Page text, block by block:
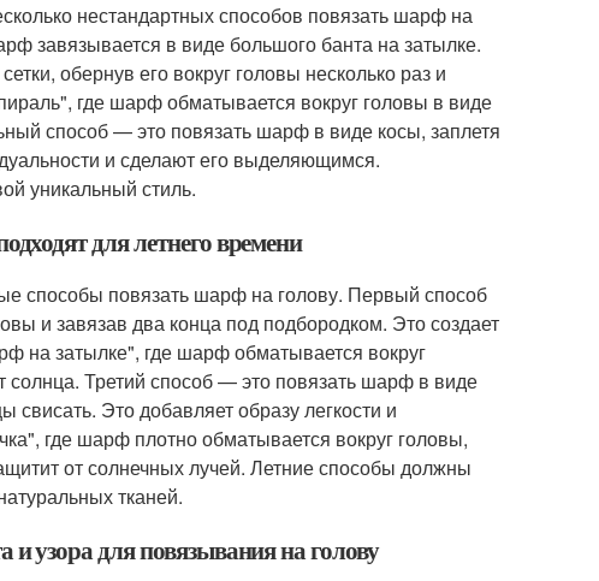
нестандартных способов повязать шарф на
завязывается в виде большого банта на затылке.
обернув его вокруг головы несколько раз и
где шарф обматывается вокруг головы в виде
способ — это повязать шарф в виде косы, заплетя
и сделают его выделяющимся.
уникальный стиль.
для летнего времени
способы повязать шарф на голову. Первый способ
и завязав два конца под подбородком. Это создает
на затылке", где шарф обматывается вокруг
солнца. Третий способ — это повязать шарф в виде
свисать. Это добавляет образу легкости и
где шарф плотно обматывается вокруг головы,
от солнечных лучей. Летние способы должны
тканей.
узора для повязывания на голову